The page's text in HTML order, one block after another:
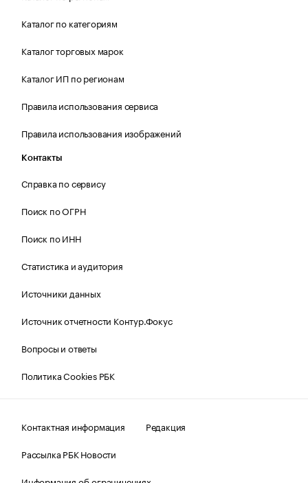
Каталог по категориям
Каталог торговых марок
Каталог ИП по регионам
Правила использования сервиса
Правила использования изображений
Контакты
Справка по сервису
Поиск по ОГРН
Поиск по ИНН
Статистика и аудитория
Источники данных
Источник отчетности Контур.Фокус
Вопросы и ответы
Политика Cookies РБК
Контактная информация
Редакция
Рассылка РБК Новости